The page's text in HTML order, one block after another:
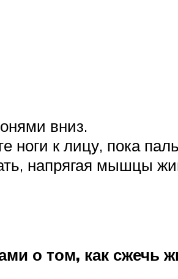
вниз.
к лицу, пока
напрягая мышцы
о том, как сжечь